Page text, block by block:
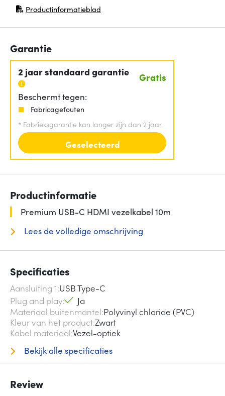
Productinformatieblad
(opent in nieuw venster)
Garantie
2 jaar standaard garantie Gratis
Beschermt tegen:
Fabricagefouten
* Fabrieksgarantie kan langer zijn dan 2 jaar
Geselecteerd
Productinformatie
Premium USB-C HDMI vezelkabel 10m
Lees de volledige omschrijving
Specificaties
Aansluiting 1 USB Type-C
Plug and play
Ja
Materiaal buitenmantel Polyvinyl chloride (PVC)
Kleur van het productZwart
Kabel materiaal Vezel-optiek
Bekijk alle specificaties
Review